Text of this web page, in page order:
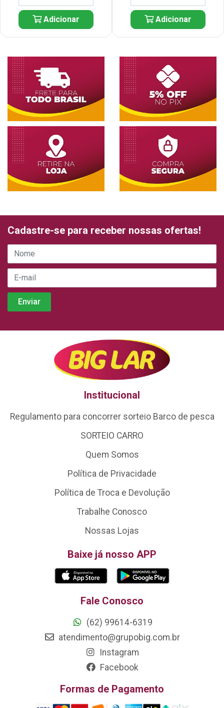
Adicionar Adicionar
Cadastre-se para receber nossas ofertas!
Institucional
Regulamento para concorrer sorteio Barco de pesca
SORTEIO CARRO
Quem Somos
Política de Privacidade
Política de Troca e Devolução
Trabalhe Conosco
Nossas Lojas
Baixe já nosso APP
Fale Conosco
(62) 99614-6319
atendimento@grupobig.com.br
Instagram
Facebook
Formas de Pagamento